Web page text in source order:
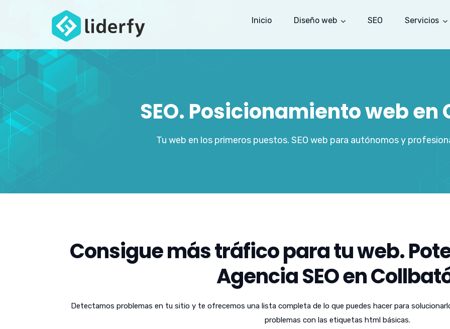
Inicio Diseño web SEO Servicios
SEO. Posicionamiento web en
Tu web en los primeros puestos. SEO web para autónomos y
Consigue más tráfico para tu web.
Agencia SEO en
Detectamos problemas en tu sitio y te ofrecemos una lista completa de lo que puedes hacer para
problemas con las etiquetas html básicas.